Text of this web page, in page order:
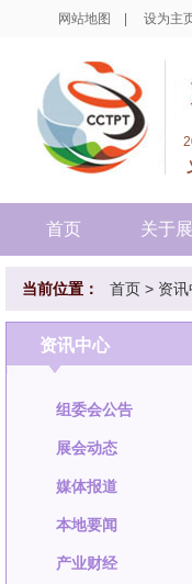
网站地图 设为主
首页 关于
当前位置： 首页 > 资
资讯中心
组委会公告
展会动态
媒体报道
本地要闻
产业财经